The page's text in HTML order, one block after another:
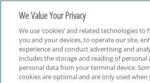
We Value Your Privacy
We use ‘cookies’ and related technologies to
you and your devices, to operate our site,
experience and conduct advertising and
includes the storage and reading of personal
personal data from your terminal device.
cookies are optional and are only used when